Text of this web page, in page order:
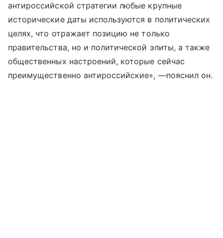
антироссийской стратегии любые крупные
исторические даты используются в политических
целях, что отражает позицию не только
правительства, но и политической элиты, а также
общественных настроений, которые сейчас
преимущественно антироссийские», —пояснил он.